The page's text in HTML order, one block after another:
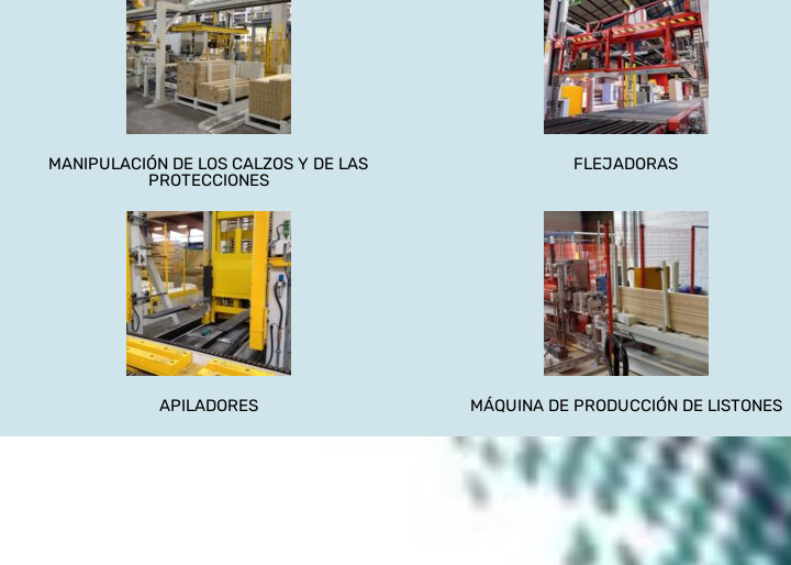
MANIPULACIÓN DE LOS CALZOS Y DE LAS
PROTECCIONES
FLEJADORAS
APILADORES MÁQUINA DE PRODUCCIÓN DE LISTONES